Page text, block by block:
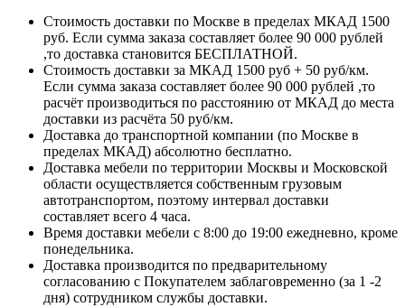
Стоимость доставки по Москве в пределах МКАД 1500
руб. Если сумма заказа составляет более 90 000 рублей
,то доставка становится БЕСПЛАТНОЙ.
Стоимость доставки за МКАД 1500 руб + 50 руб/км.
Если сумма заказа составляет более 90 000 рублей ,то
расчёт производиться по расстоянию от МКАД до места
доставки из расчёта 50 руб/км.
Доставка до транспортной компании (по Москве в
пределах МКАД) абсолютно бесплатно.
Доставка мебели по территории Москвы и Московской
области осуществляется собственным грузовым
автотранспортом, поэтому интервал доставки
составляет всего 4 часа.
Время доставки мебели с 8:00 до 19:00 ежедневно, кроме
понедельника.
Доставка производится по предварительному
согласованию с Покупателем заблаговременно (за 1 -2
дня) сотрудником службы доставки.